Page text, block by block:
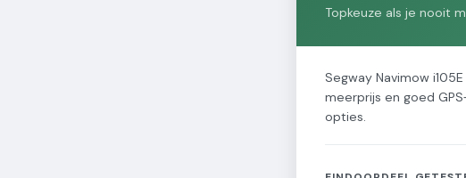
Topkeuze als je nooit
Segway Navimow
meerprijs en goed
opties.